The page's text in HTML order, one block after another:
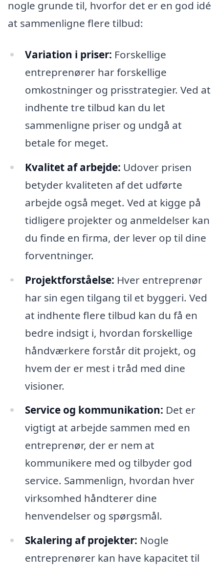
nogle grunde til, hvorfor det er en god idé
at sammenligne flere tilbud:
Variation i priser: Forskellige
entreprenører har forskellige
omkostninger og prisstrategier. Ved at
indhente tre tilbud kan du let
sammenligne priser og undgå at
betale for meget.
Kvalitet af arbejde: Udover prisen
betyder kvaliteten af det udførte
arbejde også meget. Ved at kigge på
tidligere projekter og anmeldelser kan
du finde en firma, der lever op til dine
forventninger.
Projektforståelse: Hver entreprenør
har sin egen tilgang til et byggeri. Ved
at indhente flere tilbud kan du få en
bedre indsigt i, hvordan forskellige
håndværkere forstår dit projekt, og
hvem der er mest i tråd med dine
visioner.
Service og kommunikation: Det er
vigtigt at arbejde sammen med en
entreprenør, der er nem at
kommunikere med og tilbyder god
service. Sammenlign, hvordan hver
virksomhed håndterer dine
henvendelser og spørgsmål.
Skalering af projekter: Nogle
entreprenører kan have kapacitet til